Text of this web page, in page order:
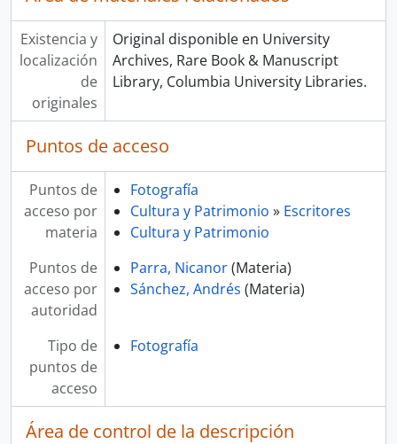
Existencia y
localización
de
originales
Original disponible en University
Archives, Rare Book & Manuscript
Library, Columbia University Libraries.
Puntos de acceso
Puntos de
acceso por
materia
Fotografía
Cultura y Patrimonio » Escritores
Cultura y Patrimonio
Puntos de
acceso por
autoridad
Parra, Nicanor(Materia)
Sánchez, Andrés (Materia)
Tipo de
puntos de
acceso
Fotografía
Área de control de la descripción